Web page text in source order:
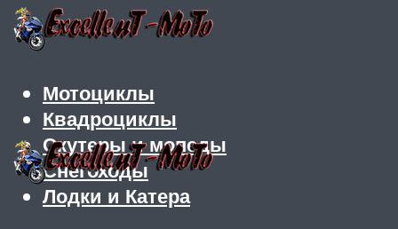
Мотоциклы
Квадроциклы
Скутеры и мопеды
Снегоходы
Лодки и Катера